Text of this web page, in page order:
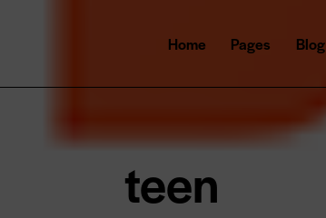
Home Pages Blog
teen